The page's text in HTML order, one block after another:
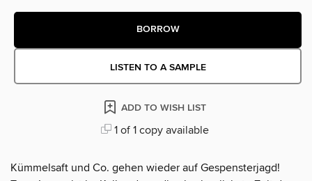
BORROW
LISTEN TO A SAMPLE
ADD TO WISH LIST
1 of 1 copy available
Kümmelsaft und Co. gehen wieder auf Gespensterjagd!